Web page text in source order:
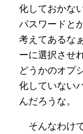
化しておかな
パスワードと
考えてあるな
ーに選択させ
どうかのオプ
化していない
んだろうな。
そんなわけ